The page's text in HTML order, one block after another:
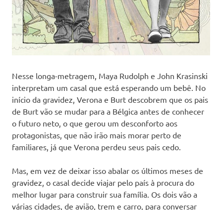
Nesse longa-metragem, Maya Rudolph e John Krasinski
interpretam um casal que está esperando um bebê. No
início da gravidez, Verona e Burt descobrem que os pais
de Burt vão se mudar para a Bélgica antes de conhecer
o futuro neto, o que gerou um desconforto aos
protagonistas, que não irão mais morar perto de
familiares, já que Verona perdeu seus pais cedo.
Mas, em vez de deixar isso abalar os últimos meses de
gravidez, o casal decide viajar pelo país à procura do
melhor lugar para construir sua família. Os dois vão a
várias cidades, de avião, trem e carro, para conversar